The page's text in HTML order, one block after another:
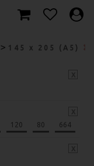
> 145 x 205 (A5)
120 80 664